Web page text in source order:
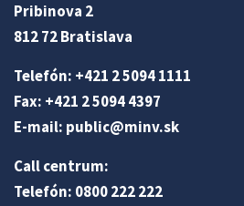
Pribinova 2
812 72 Bratislava
Telefón: +421 2 5094 1111
Fax: +421 2 5094 4397
E-mail: public@minv.sk
Call centrum:
Telefón: 0800 222 222